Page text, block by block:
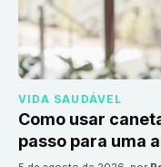
VIDA SAUDÁVEL
Como usar
passo para uma